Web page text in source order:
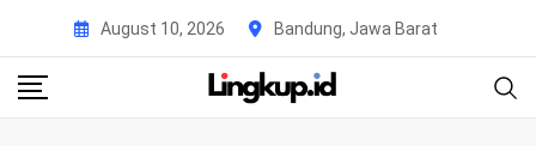
content
August 10, 2026 Bandung, Jawa Barat